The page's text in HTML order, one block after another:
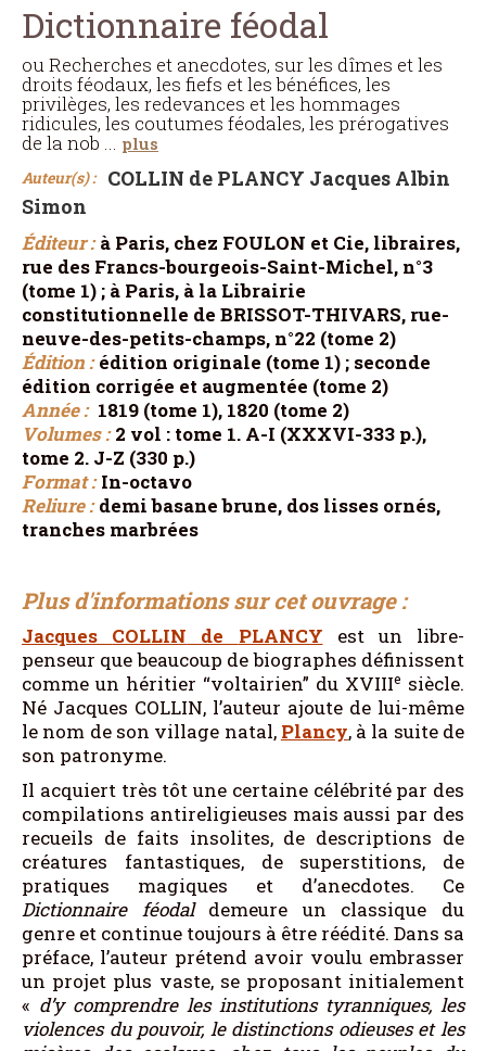
Dictionnaire féodal
ou Recherches et anecdotes, sur les dîmes et les
droits féodaux, les fiefs et les bénéfices, les
privilèges, les redevances et les hommages
ridicules, les coutumes féodales, les prérogatives
de la nob ... plus
Auteur(s) :
COLLIN de PLANCY Jacques Albin
Simon
Éditeur :à Paris, chez FOULON et Cie, libraires,
rue des Francs-bourgeois-Saint-Michel, n°3
(tome 1) ; à Paris, à la Librairie
constitutionnelle de BRISSOT-THIVARS, rue-
neuve-des-petits-champs, n°22 (tome 2)
Édition :édition originale (tome 1) ; seconde
édition corrigée et augmentée (tome 2)
Année :1819 (tome 1), 1820 (tome 2)
Volumes :2 vol : tome 1. A-I (XXXVI-333 p.),
tome 2. J-Z (330 p.)
Format :In-octavo
Reliure :demi basane brune, dos lisses ornés,
tranches marbrées
Plus d'informations sur cet ouvrage :
Jacques COLLIN de PLANCY est un libre-
penseur que beaucoup de biographes définissent
comme un héritier “voltairien” du XVIIIe siècle.
Né Jacques COLLIN, l’auteur ajoute de lui-même
le nom de son village natal, Plancy, à la suite de
son patronyme.
Il acquiert très tôt une certaine célébrité par des
compilations antireligieuses mais aussi par des
recueils de faits insolites, de descriptions de
créatures fantastiques, de superstitions, de
pratiques magiques et d’anecdotes. Ce
Dictionnaire féodaldemeure un classique du
genre et continue toujours à être réédité. Dans sa
préface, l’auteur prétend avoir voulu embrasser
un projet plus vaste, se proposant initialement
« d’y comprendre les institutions tyranniques, les
violences du pouvoir, le distinctions odieuses et les